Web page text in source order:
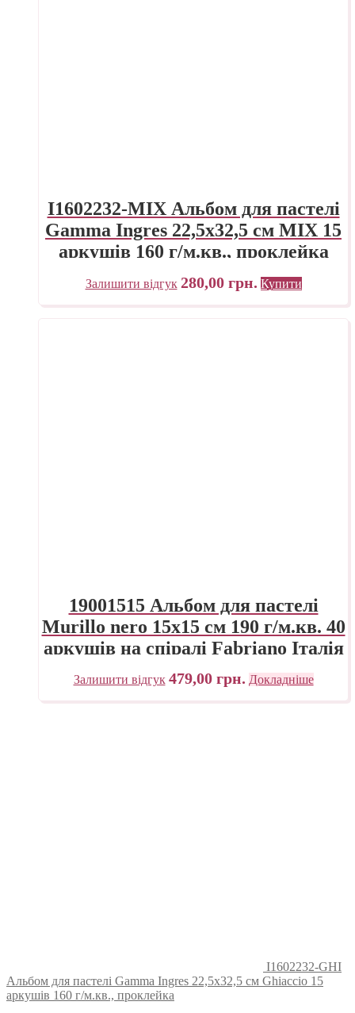
I1602232-MIX Альбом для пастелі
Gamma Ingres 22,5х32,5 см MIX 15
аркушів 160 г/м.кв., проклейка
Залишити відгук 280,00 грн. Купити
19001515 Альбом для пастелі
Murillo nero 15х15 см 190 г/м.кв. 40
аркушів на спіралі Fabriano Італія
Залишити відгук 479,00 грн. Докладніше
I1602232-GHI
Альбом для пастелі Gamma Ingres 22,5х32,5 см Ghiaccio 15
аркушів 160 г/м.кв., проклейка